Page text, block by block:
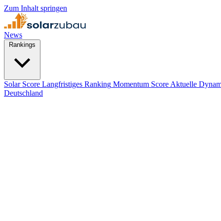
Zum Inhalt springen
News
Solar Score Langfristiges Ranking Momentum Score Aktuelle
Deutschland